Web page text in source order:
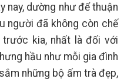
nay, dường như để thuận
người đã không còn chế
kia, nhất là đối với
hầu như mỗi gia đình
những bộ ấm trà đẹp,